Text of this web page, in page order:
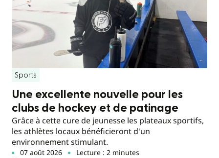
Sports
Une excellente nouvelle pour les
clubs de hockey et de patinage
Grâce à cette cure de jeunesse les plateaux sportifs,
les athlètes locaux bénéficieront d'un
environnement stimulant.
07 août 2026 Lecture : 2 minutes